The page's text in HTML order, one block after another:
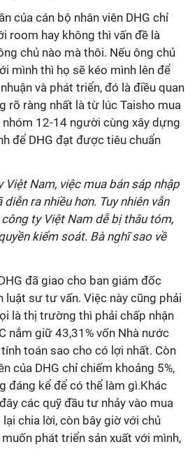
của cán bộ nhân viên DHG chỉ
room hay không thì vấn đề là
chủ nào mà thôi. Nếu ông chủ
mình thì họ sẽ kéo mình lên để
và phát triển, đó là điều quan
rõ ràng nhất là từ lúc Taisho mua
nhóm 12-14 người cùng xây dựng
để DHG đạt được tiêu chuẩn
Nam, việc mua bán sáp nhập
ra nhiều hơn. Tuy nhiên vẫn
ty Việt Nam dễ bị thâu tóm,
kiểm soát. Bà nghĩ sao về
đã giao cho ban giám đốc
luật sư tư vấn. Việc này cũng phải
là thị trường thì phải chấp nhận
nắm giữ 43,31% vốn Nhà nước
toán sao cho có lợi nhất. Còn
của DHG chỉ chiếm khoảng 5%,
đáng kể để có thể làm gì.Khác
các quỹ đầu tư nhảy vào mua
chia lời, còn bây giờ với chủ
phát triển sản xuất với mình,